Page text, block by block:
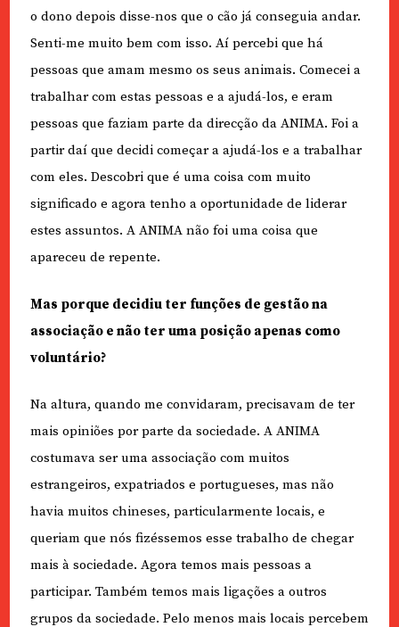
o dono depois disse-nos que o cão já conseguia andar.
Senti-me muito bem com isso. Aí percebi que há
pessoas que amam mesmo os seus animais. Comecei a
trabalhar com estas pessoas e a ajudá-los, e eram
pessoas que faziam parte da direcção da ANIMA. Foi a
partir daí que decidi começar a ajudá-los e a trabalhar
com eles. Descobri que é uma coisa com muito
significado e agora tenho a oportunidade de liderar
estes assuntos. A ANIMA não foi uma coisa que
apareceu de repente.
Mas porque decidiu ter funções de gestão na
associação e não ter uma posição apenas como
voluntário?
Na altura, quando me convidaram, precisavam de ter
mais opiniões por parte da sociedade. A ANIMA
costumava ser uma associação com muitos
estrangeiros, expatriados e portugueses, mas não
havia muitos chineses, particularmente locais, e
queriam que nós fizéssemos esse trabalho de chegar
mais à sociedade. Agora temos mais pessoas a
participar. Também temos mais ligações a outros
grupos da sociedade. Pelo menos mais locais percebem